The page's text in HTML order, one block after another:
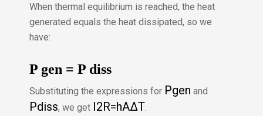
When thermal equilibrium is reached, the heat
generated equals the heat dissipated, so we
have:
P gen = P diss
Substituting the expressions for Pgen and
Pdiss, we get I2R=hAΔT